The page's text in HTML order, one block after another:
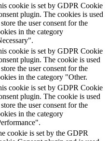
cookie is set by GDPR Cookie
plugin. The cookies is used
the user consent for the
in the category
cookie is set by GDPR Cookie
plugin. The cookie is used
the user consent for the
in the category "Other.
cookie is set by GDPR Cookie
plugin. The cookie is used
the user consent for the
in the category
cookie is set by the GDPR